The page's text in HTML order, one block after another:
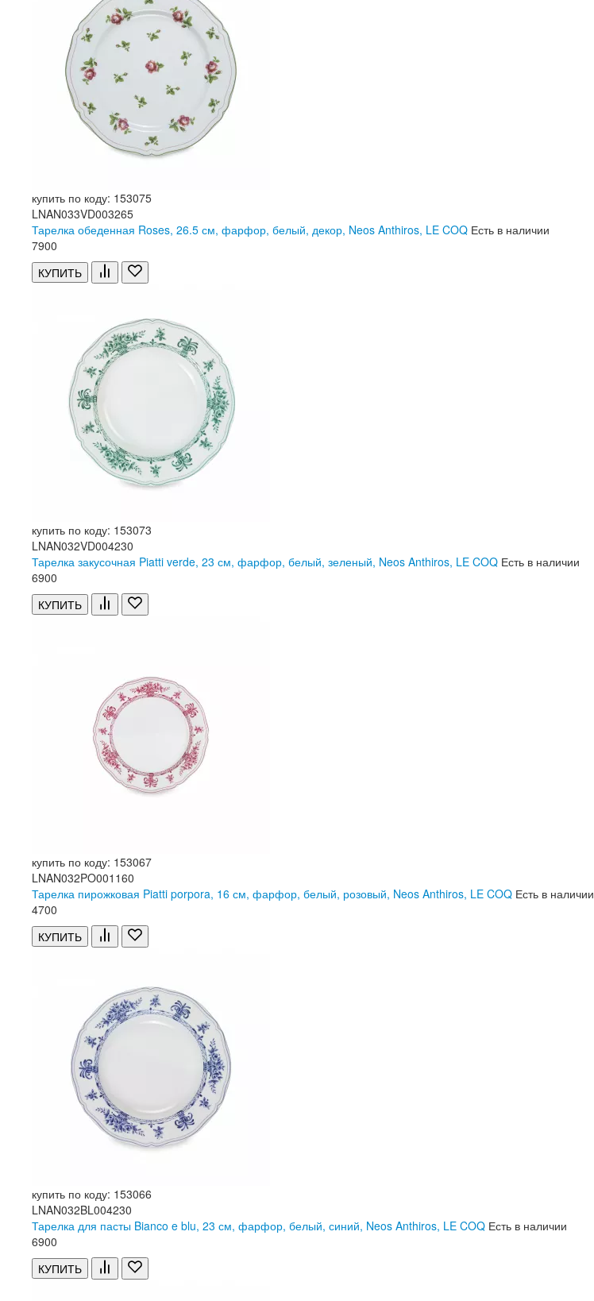
купить по коду: 153075
LNAN033VD003265
Тарелка обеденная Roses, 26.5 см, фарфор, белый, декор, Neos Anthiros, LE COQ Есть в наличии
7900
КУПИТЬ
купить по коду: 153073
LNAN032VD004230
Тарелка закусочная Piatti verde, 23 см, фарфор, белый, зеленый, Neos Anthiros, LE COQ Есть в наличии
6900
КУПИТЬ
купить по коду: 153067
LNAN032PO001160
Тарелка пирожковая Piatti porpora, 16 см, фарфор, белый, розовый, Neos Anthiros, LE COQ Есть в наличии
4700
КУПИТЬ
купить по коду: 153066
LNAN032BL004230
Тарелка для пасты Bianco e blu, 23 см, фарфор, белый, синий, Neos Anthiros, LE COQ Есть в наличии
6900
КУПИТЬ